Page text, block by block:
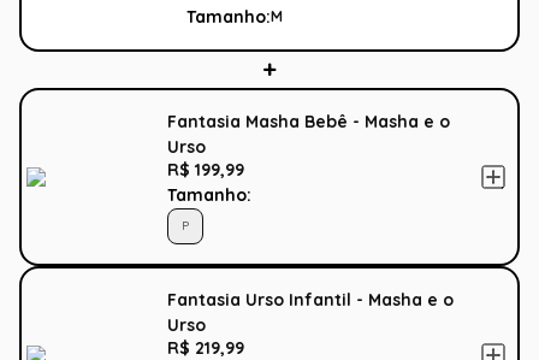
Tamanho:M
Fantasia Masha Bebê - Masha e o
Urso
R$ 199,99
Tamanho:
P
Fantasia Urso Infantil - Masha e o
Urso
R$ 219,99